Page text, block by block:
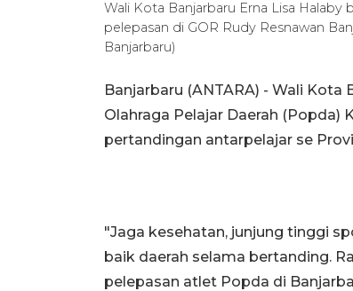
Wali Kota Banjarbaru Erna Lisa
pelepasan di GOR Rudy Resnawan
Banjarbaru)
Banjarbaru (ANTARA) - Wali
Olahraga Pelajar Daerah
pertandingan antarpelajar se
"Jaga kesehatan, junjung tinggi
baik daerah selama bertanding.
pelepasan atlet Popda di